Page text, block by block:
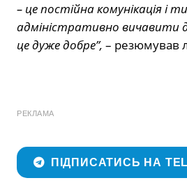
– це постійна комунікація і
адміністративно вичавити
це дуже добре”, – резюмував
РЕКЛАМА
ПІДПИСАТИСЬ НА